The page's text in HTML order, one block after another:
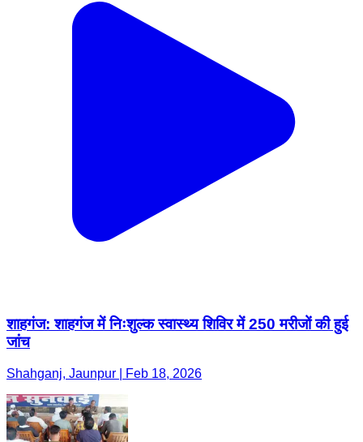
शाहगंज: शाहगंज में निःशुल्क स्वास्थ्य शिविर में 250 मरीजों की हुई
जांच
Shahganj, Jaunpur | Feb 18, 2026